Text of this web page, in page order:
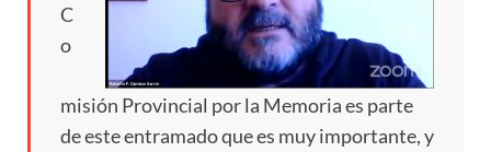
C
o
misión Provincial por la Memoria es parte
de este entramado que es muy importante, y